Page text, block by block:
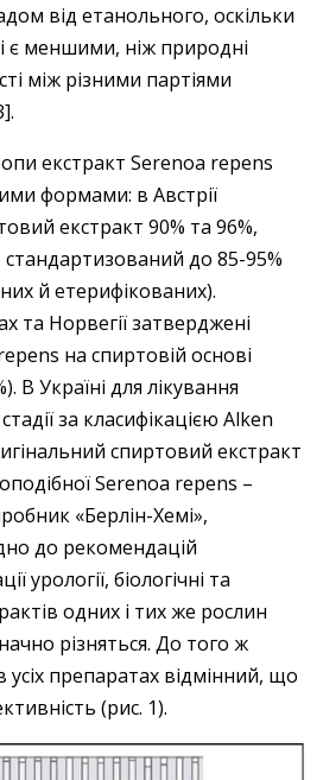
від етанольного, оскільки
є меншими, ніж природні
між різними партіями
екстракт Serenoa repens
формами: в Австрії
екстракт 90% та 96%,
до 85-95%
й етерифікованих).
та Норвегії затверджені
на спиртовій основі
В Україні для лікування
за класифікацією Alken
спиртовий екстракт
Serenoa repens –
«Берлін-­Хемі»,
до рекомендацій
урології, біологічні та
одних і тих же рослин
різняться. До того ж
усіх препаратах відмінний, що
(рис. 1).